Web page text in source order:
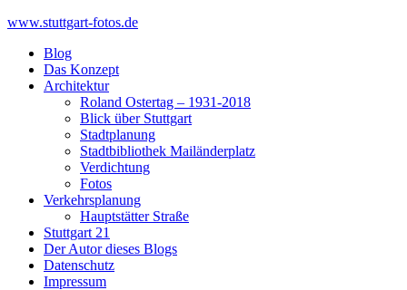
Skip
content
www.stuttgart-fotos.de
Blog
Das Konzept
Architektur
Roland Ostertag – 1931-2018
Blick über Stuttgart
Stadtplanung
Stadtbibliothek Mailänderplatz
Verdichtung
Fotos
Verkehrsplanung
Hauptstätter Straße
Stuttgart 21
Der Autor dieses Blogs
Datenschutz
Impressum